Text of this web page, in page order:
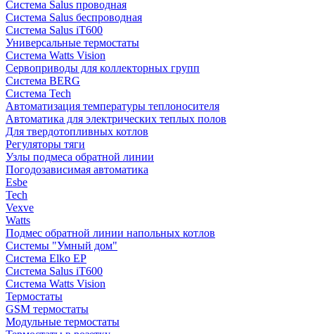
Система Salus проводная
Система Salus беспроводная
Система Salus iT600
Универсальные термостаты
Система Watts Vision
Сервоприводы для коллекторных групп
Система BERG
Система Tech
Автоматизация температуры теплоносителя
Автоматика для электрических теплых полов
Для твердотопливных котлов
Регуляторы тяги
Узлы подмеса обратной линии
Погодозависимая автоматика
Esbe
Tech
Vexve
Watts
Подмес обратной линии напольных котлов
Системы "Умный дом"
Система Elko EP
Система Salus iT600
Система Watts Vision
Термостаты
GSM термостаты
Модульные термостаты